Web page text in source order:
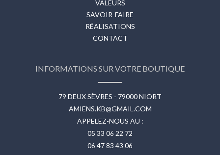
VALEURS
SAVOIR-FAIRE
RÉALISATIONS
CONTACT
INFORMATIONS SUR VOTRE BOUTIQUE
79 DEUX SÈVRES - 79000 NIORT
AMIENS.KB@GMAIL.COM
APPELEZ-NOUS AU :
05 33 06 22 72
06 47 83 43 06